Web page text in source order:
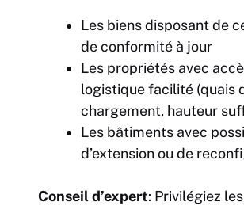
Les biens disposant de
de conformité à jour
Les propriétés avec
logistique facilité (quais
chargement, hauteur
Les bâtiments avec
d’extension ou de
Conseil d’expert: Privilégiez